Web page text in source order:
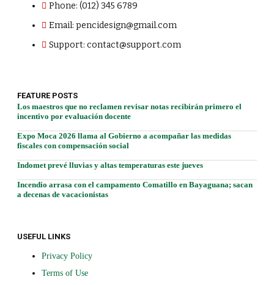
Phone: (012) 345 6789
Email: pencidesign@gmail.com
Support: contact@support.com
FEATURE POSTS
Los maestros que no reclamen revisar notas recibirán primero el
incentivo por evaluación docente
Expo Moca 2026 llama al Gobierno a acompañar las medidas
fiscales con compensación social
Indomet prevé lluvias y altas temperaturas este jueves
Incendio arrasa con el campamento Comatillo en Bayaguana; sacan
a decenas de vacacionistas
USEFUL LINKS
Privacy Policy
Terms of Use